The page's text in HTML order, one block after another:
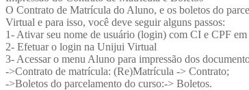
O Contrato de Matrícula do Aluno, e os boletos do
Virtual e para isso, você deve seguir alguns passos:
1- Ativar seu nome de usuário (login) com CI e CPF em
2- Efetuar o login na Unijui Virtual
3- Acessar o menu Aluno para impressão dos
->Contrato de matrícula: (Re)Matrícula -> Contrato;
->Boletos do parcelamento do curso:-> Boletos.